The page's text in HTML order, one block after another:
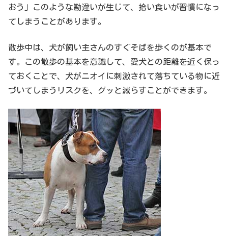
おう」このような勘違いが生じて、拾い食いが習慣になっ
てしまうことがあります。
散歩中は、犬が飼い主さんのすぐそばを歩くのが基本で
す。この散歩の基本を意識して、愛犬との距離を近く保っ
ておくことで、犬がニオイに刺激されて落ちている物に近
づいてしまうリスクを、グッと減らすことができます。